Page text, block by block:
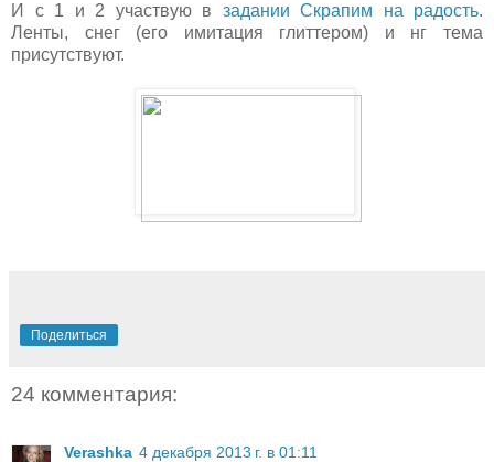
И с 1 и 2 участвую в задании Скрапим на радость.
Ленты, снег (его имитация глиттером) и нг тема
присутствуют.
Поделиться
24 комментария:
Verashka 4 декабря 2013 г. в 01:11